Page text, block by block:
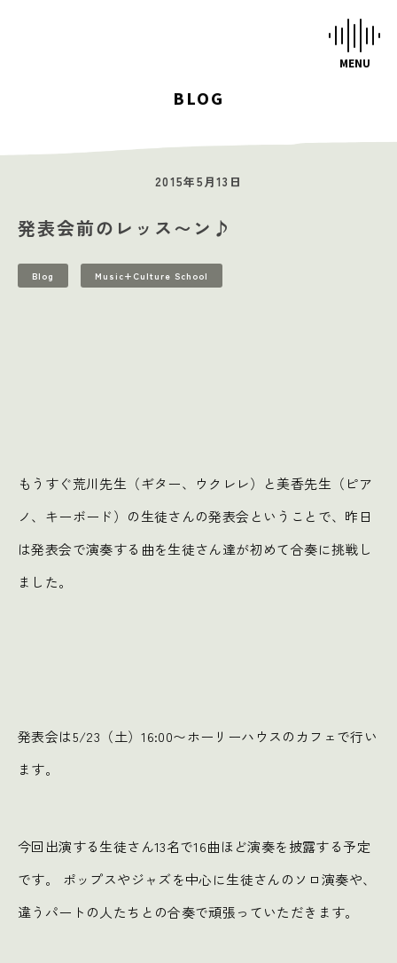
STUDIOS
MUSIC SCHOOL
CAFE-STUDIO
EVENTS
BLOG
2015年5月13日
発表会前のレッス〜ン♪
Blog Music+Culture School
もうすぐ荒川先生（ギター、ウクレレ）と美香先生（ピア
ノ、キーボード）の生徒さんの発表会ということで、昨日
は発表会で演奏する曲を生徒さん達が初めて合奏に挑戦し
ました。
発表会は5/23（土）16:00〜ホーリーハウスのカフェで行い
ます。
今回出演する生徒さん13名で16曲ほど演奏を披露する予定
です。 ポップスやジャズを中心に生徒さんのソロ演奏や、
違うパートの人たちとの合奏で頑張っていただきます。